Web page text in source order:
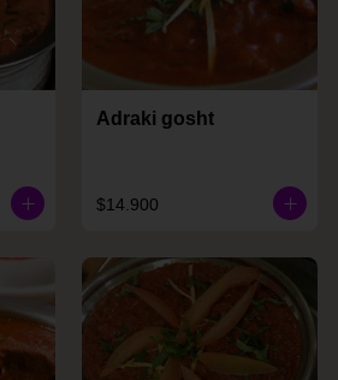
Adraki gosht
$14.900